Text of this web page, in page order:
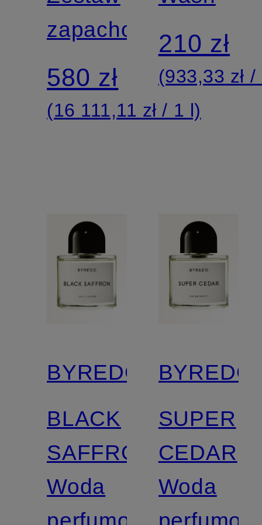
zapachowy
580 zł
(16 111,11 zł / 1 l)
210 zł
(933,33 zł
BYREDO
BLACK
SAFFRON
Woda
BYREDO
SUPER
CEDAR
Woda